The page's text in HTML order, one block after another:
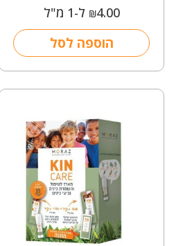
₪4.00 ל-1 מ"ל
הוספה לסל